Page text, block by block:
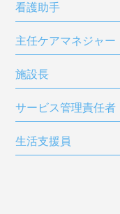
看護助手
主任ケアマネジャー
施設長
サービス管理責任者
生活支援員